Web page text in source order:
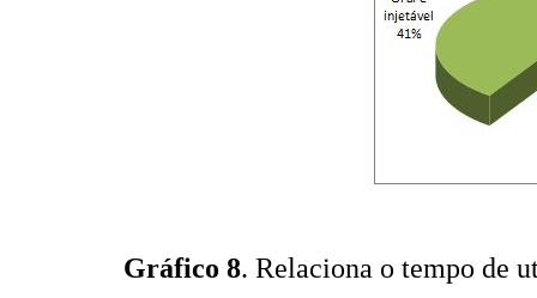
Gráfico 8. Relaciona o tempo de